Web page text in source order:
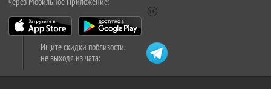
Ищите скидки поблизости,
не выходя из чата: